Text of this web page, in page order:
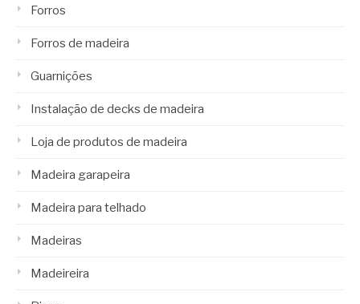
Forros
Forros de madeira
Guarnições
Instalação de decks de madeira
Loja de produtos de madeira
Madeira garapeira
Madeira para telhado
Madeiras
Madeireira